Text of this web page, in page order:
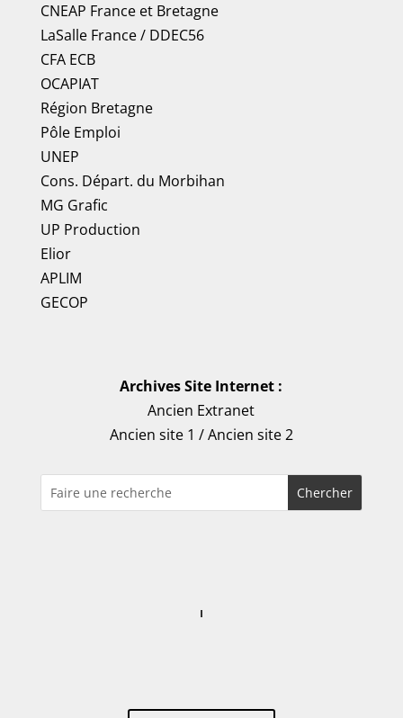
CNEAP Franceet Bretagne
LaSalle France/ DDEC56
CFA ECB
OCAPIAT
Région Bretagne
Pôle Emploi
UNEP
Cons. Départ. du Morbihan
MG Grafic
UP Production
Elior
APLIM
GECOP
Archives Site Internet :
Ancien Extranet
Ancien site 1 /Ancien site 2